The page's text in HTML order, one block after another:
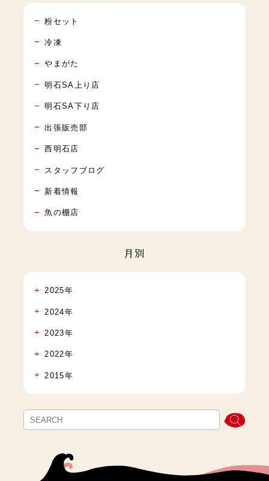
粉セット
冷凍
やまがた
明石SA上り店
明石SA下り店
出張販売部
西明石店
スタッフブログ
新着情報
魚の棚店
月別
2025年
2024年
2023年
2022年
2015年